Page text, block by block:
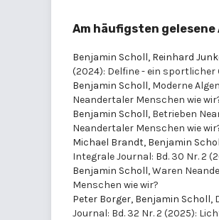
Am häufigsten
Benjamin Scholl, Reinhard
(2024): Delfine - ein sportlicher
Benjamin Scholl, Moderne
Neandertaler Menschen wie
Benjamin Scholl, Betrieben
Neandertaler Menschen wie
Michael Brandt, Benjamin
Integrale Journal: Bd. 30 Nr. 2
Benjamin Scholl,Waren
Menschen wie wir?
Peter Borger, Benjamin Scholl,
Journal: Bd. 32 Nr. 2 (2025):